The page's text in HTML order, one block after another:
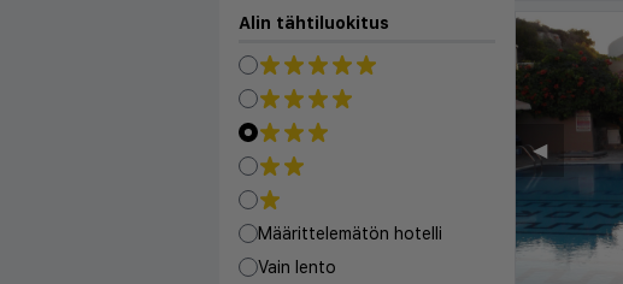
Alin tähtiluokitus
Määrittelemätön hotelli
Vain lento
◀︎